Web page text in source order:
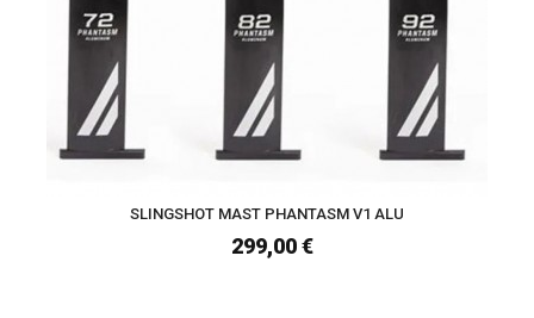
SLINGSHOT MAST PHANTASM V1 ALU
299,00 €